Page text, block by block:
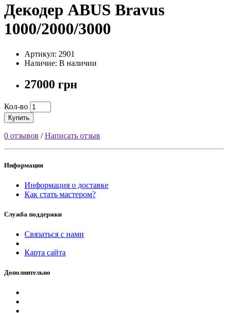
Декодер ABUS Bravus
1000/2000/3000
Артикул: 2901
Наличие: В наличии
27000 грн
Кол-во
Купить
0 отзывов /Написать отзыв
Информация
Информация о доставке
Как стать мастером?
Служба поддержки
Связаться с нами
Карта сайта
Дополнительно